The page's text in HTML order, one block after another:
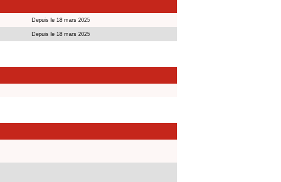
Depuis le 18 mars 2025
Depuis le 18 mars 2025